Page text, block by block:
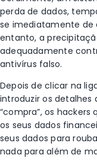
perda de dados,
se imediatamente de
entanto, a
adequadamente
antivírus falso.
Depois de clicar na
introduzir os detalhes
“compra”, os
os seus dados
seus dados para
nada para além de